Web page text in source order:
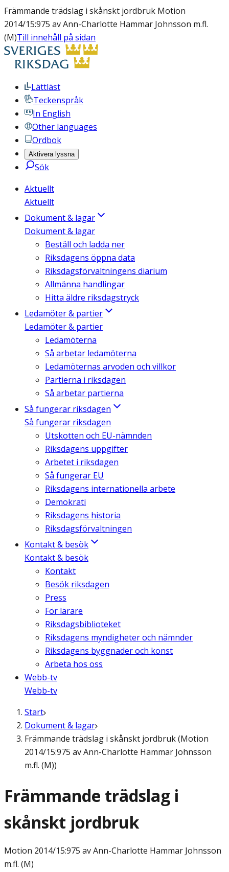
Främmande trädslag i skånskt jordbruk Motion
2014/15:975 av Ann-Charlotte Hammar Johnsson m.fl.
(M)Till innehåll på sidan
Lättläst
Teckenspråk
In English
Other languages
Ordbok
Aktivera lyssna
Sök
Aktuellt
Aktuellt
Dokument & lagar
Dokument & lagar
Beställ och ladda ner
Riksdagens öppna data
Riksdagsförvaltningens diarium
Allmänna handlingar
Hitta äldre riksdagstryck
Ledamöter & partier
Ledamöter & partier
Ledamöterna
Så arbetar ledamöterna
Ledamöternas arvoden och villkor
Partierna i riksdagen
Så arbetar partierna
Så fungerar riksdagen
Så fungerar riksdagen
Utskotten och EU-nämnden
Riksdagens uppgifter
Arbetet i riksdagen
Så fungerar EU
Riksdagens internationella arbete
Demokrati
Riksdagens historia
Riksdagsförvaltningen
Kontakt & besök
Kontakt & besök
Kontakt
Besök riksdagen
Press
För lärare
Riksdagsbiblioteket
Riksdagens myndigheter och nämnder
Riksdagens byggnader och konst
Arbeta hos oss
Webb-tv
Webb-tv
Start
Dokument & lagar
Främmande trädslag i skånskt jordbruk (Motion
2014/15:975 av Ann-Charlotte Hammar Johnsson
m.fl. (M))
Främmande trädslag i
skånskt jordbruk
Motion 2014/15:975 av Ann-Charlotte Hammar Johnsson
m.fl. (M)